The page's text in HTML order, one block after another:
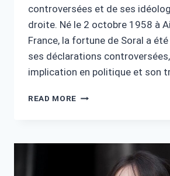
controversées et de ses
droite. Né le 2 octobre 1958 à
France, la fortune de Soral a
ses déclarations
implication en politique et son
READ MORE ALAIN
L’EMPIRE